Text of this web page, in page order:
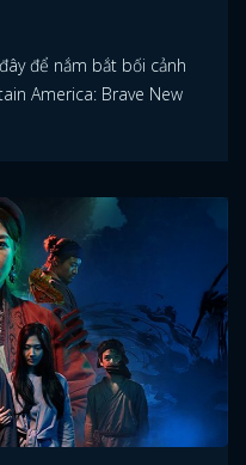
để nắm bắt bối cảnh
America: Brave New